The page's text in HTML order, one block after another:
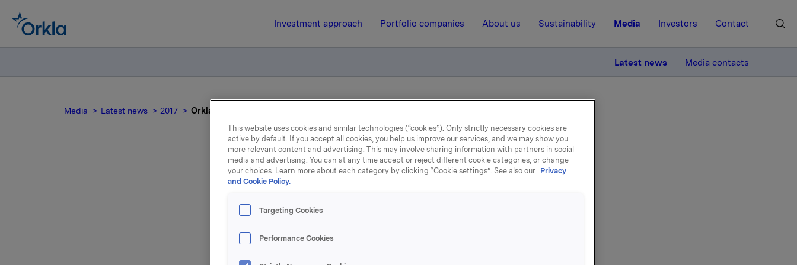
Investment approach Portfolio companies About us Sustainability Media Investors Contact
Latest news Media contacts
Media Latest news 2017 Orkla ASA: Meldepliktig handel - opsjoner
23 February 2017, 8:00 | Regulatory information
Orkla ASA: Meldepliktig handel -
This website uses cookies and similar technologies (“cookies”). Only strictly necessary cookies are
active by default. If you accept all cookies, you help us improve our services, and we may show you
more relevant content and advertising. This may involve sharing information with partners in social
media and advertising. You can at any time accept or reject different cookie categories, or change
your choices. Learn more about each category by clicking “Cookie settings”. See also our Privacy
and Cookie Policy.
Targeting Cookies
Performance Cookies